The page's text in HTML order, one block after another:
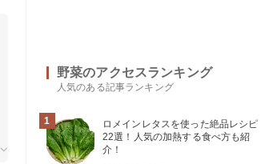
野菜のアクセスランキング
人気のある記事ランキング
1
ロメインレタスを使った絶品レシピ
22選！人気の加熱する食べ方も紹
介！